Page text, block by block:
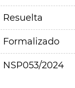
Resuelta
Formalizado
NSP053/2024